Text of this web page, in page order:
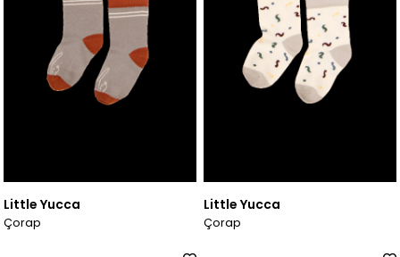
Little Yucca
Çorap
Little Yucca
Çorap